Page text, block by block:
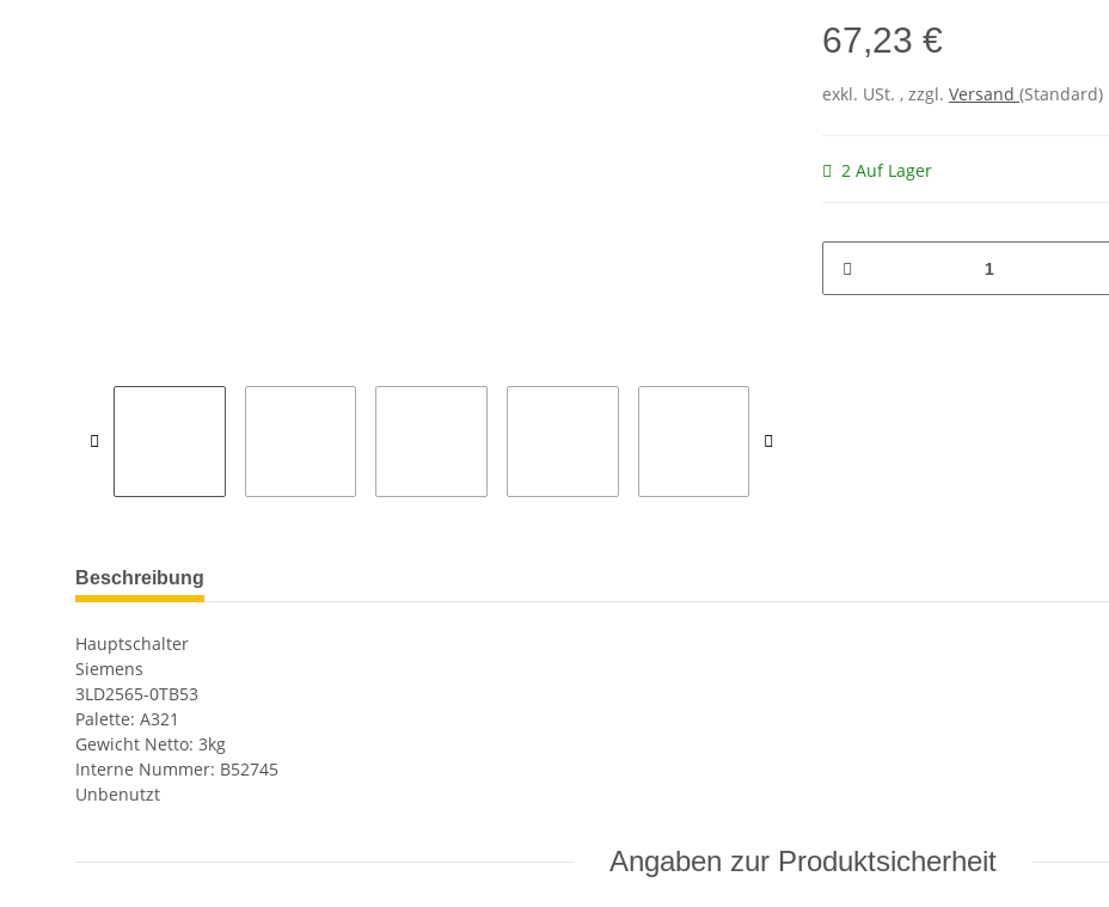
67,23 €
exkl. USt. , zzgl. Versand (Standard)
2 Auf Lager
Beschreibung
Hauptschalter
Siemens
3LD2565-0TB53
Palette: A321
Gewicht Netto: 3kg
Interne Nummer: B52745
Unbenutzt
Angaben zur Produktsicherheit